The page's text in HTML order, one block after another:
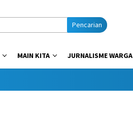
Pencarian
MAIN KITA JURNALISME WARGA